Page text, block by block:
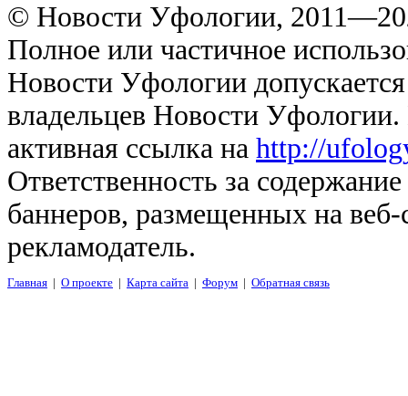
© Новости Уфологии,
Полное или частичное
Новости Уфологии
владельцев Новости
активная ссылка на http://
Ответственность за
баннеров, размещенных на
рекламодатель.
Главная | О проекте | Карта сайта | Форум | Обратная связь